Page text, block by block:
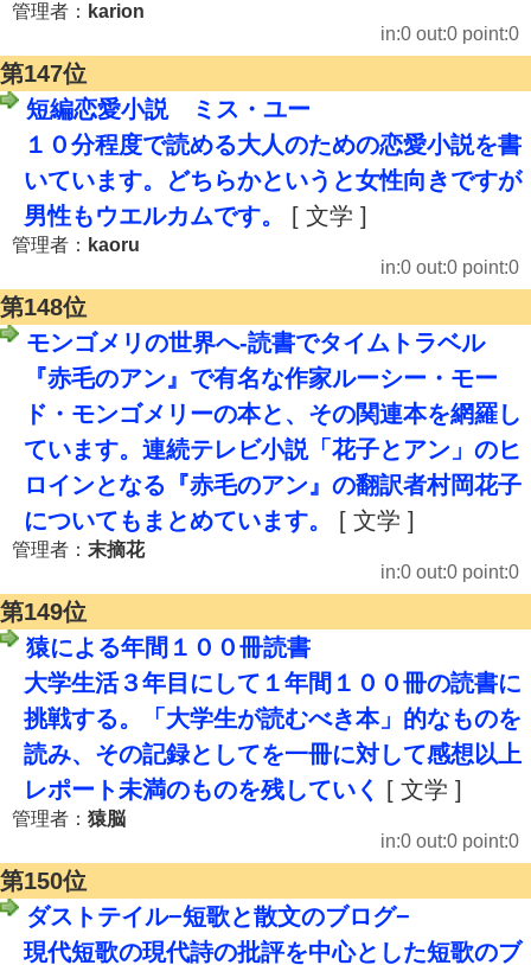
管理者： karion
in:0 out:0 point:0
第147位
短編恋愛小説 ミス・ユー
１０分程度で読める大人のための恋愛小説を書
いています。どちらかというと女性向きですが
男性もウエルカムです。
[ 文学 ]
管理者： kaoru
in:0 out:0 point:0
第148位
モンゴメリの世界へ-読書でタイムトラベル
『赤毛のアン』で有名な作家ルーシー・モー
ド・モンゴメリーの本と、その関連本を網羅し
ています。連続テレビ小説「花子とアン」のヒ
ロインとなる『赤毛のアン』の翻訳者村岡花子
についてもまとめています。
[ 文学 ]
管理者： 末摘花
in:0 out:0 point:0
第149位
猿による年間１００冊読書
大学生活３年目にして１年間１００冊の読書に
挑戦する。「大学生が読むべき本」的なものを
読み、その記録としてを一冊に対して感想以上
レポート未満のものを残していく
[ 文学 ]
管理者： 猿脳
in:0 out:0 point:0
第150位
ダストテイル−短歌と散文のブログ−
現代短歌の現代詩の批評を中心とした短歌のブ